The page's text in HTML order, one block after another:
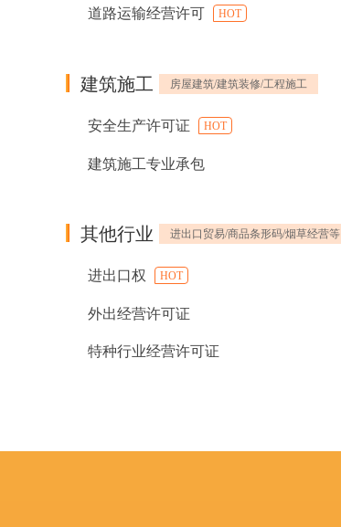
道路运输经营许可 HOT
建筑施工 房屋建筑/建筑装修/工程施工
安全生产许可证 HOT
建筑施工专业承包
其他行业 进出口贸易/商品条形码/烟草经营等
进出口权 HOT
外出经营许可证
特种行业经营许可证